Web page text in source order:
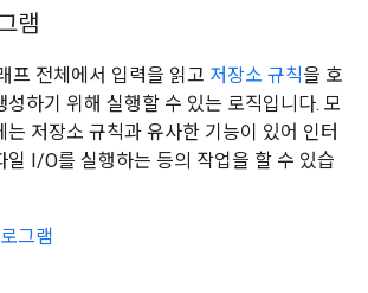
램
프 전체에서 입력을 읽고 저장소 규칙을 호
성하기 위해 실행할 수 있는 로직입니다. 모
저장소 규칙과 유사한 기능이 있어 인터
일 I/O를 실행하는 등의 작업을 할 수 있습
그램